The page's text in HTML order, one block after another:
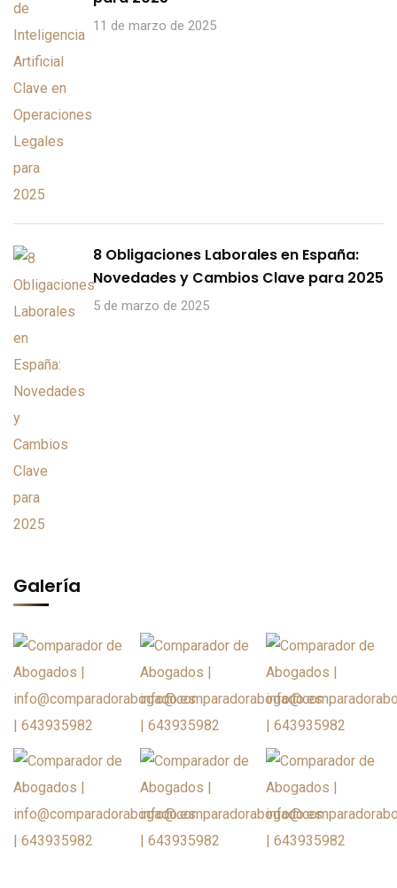
11 de marzo de 2025
8 Obligaciones Laborales en España:
Novedades y Cambios Clave para 2025
5 de marzo de 2025
Galería